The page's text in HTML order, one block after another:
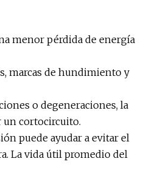
menor pérdida de energía
marcas de hundimiento y
o degeneraciones, la
un cortocircuito.
puede ayudar a evitar el
La vida útil promedio del